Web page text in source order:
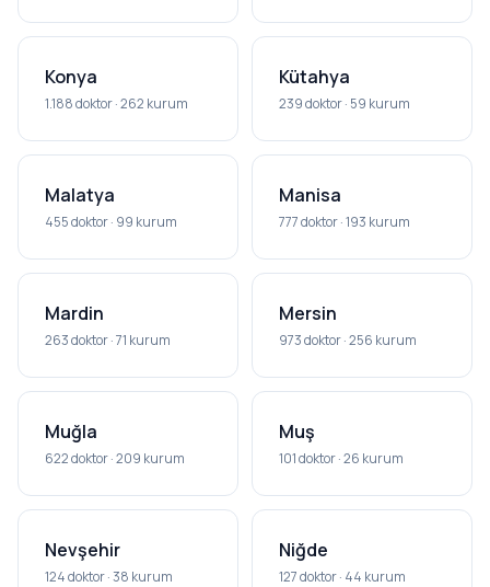
Konya
1.188 doktor · 262 kurum
Kütahya
239 doktor · 59 kurum
Malatya
455 doktor · 99 kurum
Manisa
777 doktor · 193 kurum
Mardin
263 doktor · 71 kurum
Mersin
973 doktor · 256 kurum
Muğla
622 doktor · 209 kurum
Muş
101 doktor · 26 kurum
Nevşehir
124 doktor · 38 kurum
Niğde
127 doktor · 44 kurum